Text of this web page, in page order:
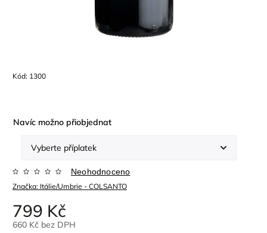
Kód: 1300
Navíc možno přiobjednat
Značka: Itálie/Umbrie - COLSANTO
Neohodnoceno
799 Kč
660 Kč bez DPH